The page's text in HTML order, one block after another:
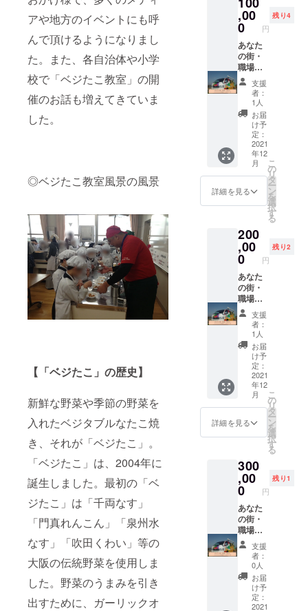
アや地方のイベントにも呼
んで頂けるようになりまし
た。また、各自治体や小学
校で「ベジたこ教室」の開
催のお話も増えてきていま
した。
◎ベジたこ教室風景の風景
【「ベジたこ」の歴史】
新鮮な野菜や季節の野菜を
入れたベジタブルなたこ焼
き、それが「ベジたこ」。
「ベジたこ」は、2004年に
誕生しました。最初の「ベ
ジたこ」は「千両なす」
「門真れんこん」「泉州水
なす」「吹田くわい」等の
大阪の伝統野菜を使用しま
した。野菜のうまみを引き
出すために、ガーリックオ
しい塩
(袋)×1
・ピッ
舟×2 ・
オリジ
ナル
ソース
(33ml)×
1 ・
ガー
リック
オイル
(33ml)×
1 ・作
り方手
こちら
のセッ
たこ焼
きがで
きます
しく食
べてい
ただく
ための
分かり
やすい
作り方
手順書
を同封
してお
ります
〇ガー
オイル
は自社
オリジ
ナルオ
イルで
県産に
んにく
を使用)
〇食品
にはそ
れぞれ
賞味期
限がご
ざいま
です！
一般販
売予定
価格
4,200
円、
16％OF
F！（価
格は消
費税、
送料込
み）
【セッ
ト内
容】 ・
オリジ
ナル
ミック
(袋)×1
・ピッ
ク×2 ・
舟×4 ・
オリジ
ナル
ソース
(33ml)×
2 ・
ガー
リック
オイル
(33ml)×
2 ・作
り方手
順書 〇
こちら
のセッ
焼きが
できま
す 〇美
味しく
楽しん
でいた
だくた
めの分
かりや
すい作
り方手
順書を
同封し
気分を
味わえ
ます！
計量
カップ
付きな
ので一
回分の
食材を
投入し
混ぜる
だけ
で、簡
単にた
こ焼き
の生地
ができ
セット
はガー
リック
オイ
ル・オ
リジナ
ルソー
ス・塩
を大容
量サイ
ズでお
届けし
す！！
「ガー
リック
オイ
ル」は
は勿
論、パ
スタ・
パン・
アヒー
ジョ
等、
様々な
料理に
使える
オイル
です！
一般販
売予定
オイル
とソー
スで伊
たこ
焼・ベ
ジたこ
の味
に。
ピック
や木舟
付きな
ので、
お家で
さなが
らたこ
焼き屋
にいる
ような
気分を
ます！
「ガー
リック
オイ
ル」は
伊たこ
焼・ベ
ジたこ
は勿
論、パ
スタ・
パン・
アヒー
ジョ
等、
様々な
料理に
使える
オイル
です！
売予定
価格
4,200
円、
16％OF
F（価格
は消費
税、送
料込
み） こ
ちらの
セット
を200円
引きで2
,00
0 円
残り4
あなた
の街・
職場・
学校に
ベジた
こをお
届けし
ます！
① （大
阪府内
限定）
伊たこ
焼・ベ
ジたこ8
個入 80
食（目
なたの
元へ目
の前で
焼き立
てをご
提供！
当プロ
ジェク
ト終了
後、直
接ご連
絡させ
ていた
だき場
所や日
程のご
相談を
行いま
す。
支援
者：
1人
お届
け予
定：
2021
年12
月
詳細を見る
こ
の
リ
タ
ー
ン
を
選
択
す
る
200
,00
0 円
残り2
あなた
の街・
職場・
学校に
ベジた
こをお
届けし
ます！
② （近
畿地方
限定）
伊たこ
焼・ベ
ジたこ8
個入
200食
安） 目
の前で
焼き立
てをご
提供！
当プロ
ジェク
ト終了
後、直
接ご連
絡させ
ていた
だき場
所や日
支援
者：
1人
お届
け予
定：
2021
年12
月
詳細を見る
こ
の
リ
タ
ー
ン
を
選
択
す
る
300
,00
0 円
残り1
あなた
の街・
職場・
学校に
ベジた
こをお
届けし
ます！
（本州
限定）
支援
者：
0人
お届
け予
定：
2021